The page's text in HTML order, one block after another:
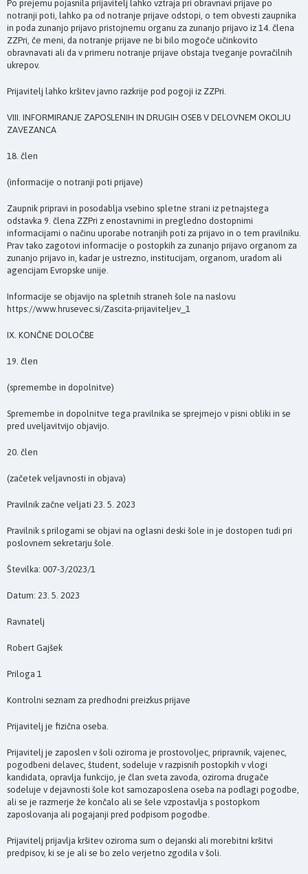
Po prejemu pojasnila prijavitelj lahko vztraja pri obravnavi prijave po
notranji poti, lahko pa od notranje prijave odstopi, o tem obvesti zaupnika
in poda zunanjo prijavo pristojnemu organu za zunanjo prijavo iz 14. člena
ZZPri, če meni, da notranje prijave ne bi bilo mogoče učinkovito
obravnavati ali da v primeru notranje prijave obstaja tveganje povračilnih
ukrepov.
Prijavitelj lahko kršitev javno razkrije pod pogoji iz ZZPri.
VIII. INFORMIRANJE ZAPOSLENIH IN DRUGIH OSEB V DELOVNEM OKOLJU
ZAVEZANCA
18. člen
(informacije o notranji poti prijave)
Zaupnik pripravi in posodablja vsebino spletne strani iz petnajstega
odstavka 9. člena ZZPri z enostavnimi in pregledno dostopnimi
informacijami o načinu uporabe notranjih poti za prijavo in o tem pravilniku.
Prav tako zagotovi informacije o postopkih za zunanjo prijavo organom za
zunanjo prijavo in, kadar je ustrezno, institucijam, organom, uradom ali
agencijam Evropske unije.
Informacije se objavijo na spletnih straneh šole na naslovu
https://www.hrusevec.si/Zascita-prijaviteljev_1
IX. KONČNE DOLOČBE
19. člen
(spremembe in dopolnitve)
Spremembe in dopolnitve tega pravilnika se sprejmejo v pisni obliki in se
pred uveljavitvijo objavijo.
20. člen
(začetek veljavnosti in objava)
Pravilnik začne veljati 23. 5. 2023
Pravilnik s prilogami se objavi na oglasni deski šole in je dostopen tudi pri
poslovnem sekretarju šole.
Številka: 007-3/2023/1
Datum: 23. 5. 2023
Ravnatelj
Robert Gajšek
Priloga 1
Kontrolni seznam za predhodni preizkus prijave
Prijavitelj je fizična oseba.
Prijavitelj je zaposlen v šoli oziroma je prostovoljec, pripravnik, vajenec,
pogodbeni delavec, študent, sodeluje v razpisnih postopkih v vlogi
kandidata, opravlja funkcijo, je član sveta zavoda, oziroma drugače
sodeluje v dejavnosti šole kot samozaposlena oseba na podlagi pogodbe,
ali se je razmerje že končalo ali se šele vzpostavlja s postopkom
zaposlovanja ali pogajanji pred podpisom pogodbe.
Prijavitelj prijavlja kršitev oziroma sum o dejanski ali morebitni kršitvi
predpisov, ki se je ali se bo zelo verjetno zgodila v šoli.